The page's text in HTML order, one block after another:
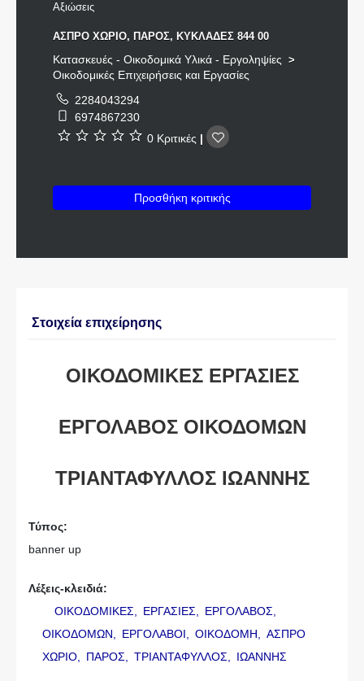
Αξιώσεις
ΑΣΠΡΟ ΧΩΡΙΟ, ΠΑΡΟΣ, ΚΥΚΛΑΔΕΣ 844 00
Κατασκευές - Οικοδομικά Υλικά - Εργοληψίες >
Οικοδομικές Επιχειρήσεις και Εργασίες
2284043294
6974867230
0 Κριτικές |
Προσθήκη κριτικής
Στοιχεία επιχείρησης
ΟΙΚΟΔΟΜΙΚΕΣ ΕΡΓΑΣΙΕΣ
ΕΡΓΟΛΑΒΟΣ ΟΙΚΟΔΟΜΩΝ
ΤΡΙΑΝΤΑΦΥΛΛΟΣ ΙΩΑΝΝΗΣ
Τύπος:
banner up
Λέξεις-κλειδιά:
ΟΙΚΟΔΟΜΙΚΕΣ,
ΕΡΓΑΣΙΕΣ,
ΕΡΓΟΛΑΒΟΣ,
ΟΙΚΟΔΟΜΩΝ,
ΕΡΓΟΛΑΒΟΙ, ΟΙΚΟΔΟΜΗ,
ΑΣΠΡΟ
ΧΩΡΙΟ,
ΠΑΡΟΣ, ΤΡΙΑΝΤΑΦΥΛΛΟΣ, ΙΩΑΝΝΗΣ